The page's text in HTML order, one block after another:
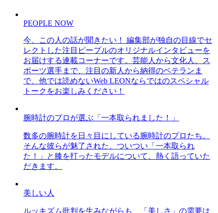
PEOPLE NOW
今、この人の話が聞きたい！ 編集部が独自の目線でセ
レクトした注目ピープルのオリジナルインタビューを
お届けする連載コーナーです。芸能人から文化人、ス
ポーツ選手まで、注目の新人から納得のベテランま
で、他では読めないWeb LEONならではのスペシャル
トークをお楽しみください！
腕時計のプロが選ぶ「一本取られました！」
数多の腕時計を日々目にしている腕時計のプロたち。
そんな彼らが魅了された、ついつい「一本取られ
た！」と膝を打ったモデルについて、熱く語っていた
だきます。
美しい人
ルッキズム批判を生みながらも、「美しさ」の需要は